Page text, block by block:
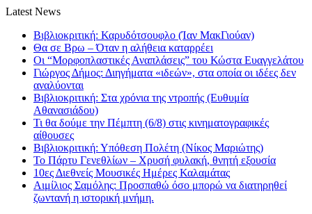
Latest News
Βιβλιοκριτική: Καρυδότσουφλο (Ίαν ΜακΓιούαν)
Θα σε Βρω – Όταν η αλήθεια καταρρέει
Οι “Μορφοπλαστικές Αναπλάσεις” του Κώστα Ευαγγελάτου
Γιώργος Δήμος: Διηγήματα «ιδεών», στα οποία οι ιδέες δεν
αναλύονται
Βιβλιοκριτική: Στα χρόνια της ντροπής (Ευθυμία
Αθανασιάδου)
Τι θα δούμε την Πέμπτη (6/8) στις κινηματογραφικές
αίθουσες
Βιβλιοκριτική: Υπόθεση Πολέτη (Νίκος Μαριώτης)
Το Πάρτυ Γενεθλίων – Χρυσή φυλακή, θνητή εξουσία
10ες Διεθνείς Μουσικές Ημέρες Καλαμάτας
Αιμίλιος Σαμόλης: Προσπαθώ όσο μπορώ να διατηρηθεί
ζωντανή η ιστορική μνήμη.